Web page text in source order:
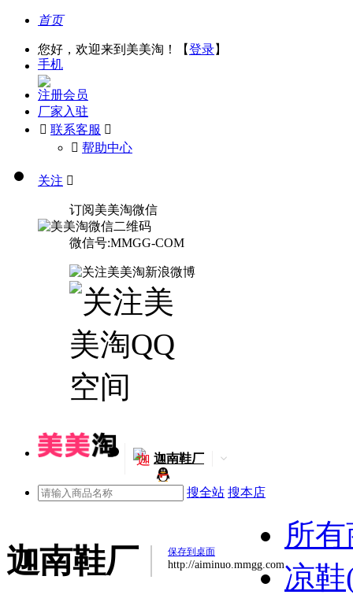
首页
您好，欢迎来到美美淘！【登录】
手机
注册会员
厂家入驻
 联系客服 
󰅃 帮助中心
关注 
订阅美美淘微信
微信号:MMGG-COM
迦 迦南鞋厂
搜全站 搜本店
迦南鞋厂 保存到桌面
http://aiminuo.mmgg.com
所
凉鞋